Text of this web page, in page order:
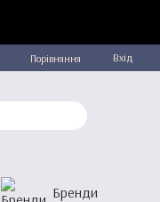
Порівняння Вхід
Бренди